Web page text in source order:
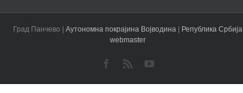
Град Панчево | Аутономна покрајина Војводина | Република Србија
webmaster
Facebook
Rss YouTube